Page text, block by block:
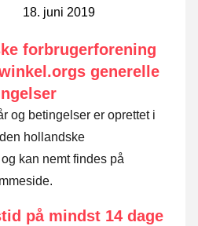
18. juni 2019
forbrugerforening
generelle
og betingelser er oprettet i
hollandske
kan nemt findes på
på mindst 14 dage